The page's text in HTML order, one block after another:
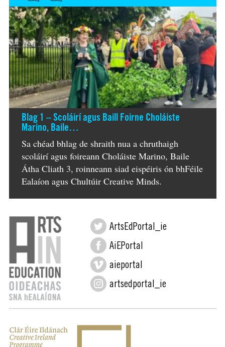
Blag 1 – Scoláirí agus Baill Foirne Choláiste
Marino, Baile…
Sa chéad bhlag de shraith nua a chruthaigh
scoláirí agus foireann Choláiste Marino, Baile
Átha Cliath 3, roinneann siad eispéiris ón bhFéile
Ealaíon agus Chultúir Creative Minds.
ArtsEdPortal_ie
AiEPortal
aieportal
artsedportal_ie